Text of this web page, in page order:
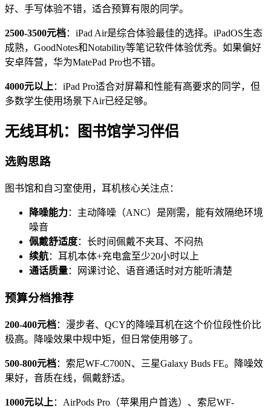
好、手写体验不错，适合预算有限的同学。
2500-3500元档：iPad Air是综合体验最佳的选择。iPadOS生态
成熟，GoodNotes和Notability等笔记软件体验优秀。如果偏好
安卓阵营，华为MatePad Pro也不错。
4000元以上 ：iPad Pro适合对屏幕和性能有高要求的同学，但
多数学生使用场景下Air已经足够。
无线耳机：图书馆学习伴侣
选购思路
图书馆和自习室使用，耳机核心关注点：
降噪能力：主动降噪（ANC）是刚需，能有效隔绝环境
噪音
佩戴舒适度：长时间佩戴不夹耳、不闷热
续航：耳机本体+充电盒至少20小时以上
通话质量：网课讨论、语音通话时对方能听清楚
预算分档推荐
200-400元档：漫步者、QCY的降噪耳机在这个价位段性价比
极高。降噪效果中规中矩，但日常使用够了。
500-800元档：索尼WF-C700N、三星Galaxy Buds FE。降噪效
果好，音质在线，佩戴舒适。
1000元以上 ：AirPods Pro（苹果用户首选）、索尼WF-